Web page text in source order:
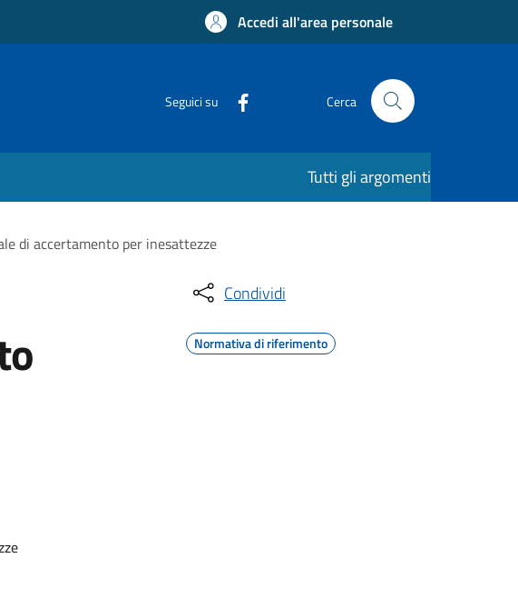
Accedi all'area personale
Seguici su Cerca
Tutti gli argomenti
di accertamento per inesattezze
Condividi
Normativa di riferimento